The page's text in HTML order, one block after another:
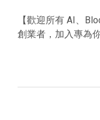
【歡迎所有 AI、
創業者，加入專為